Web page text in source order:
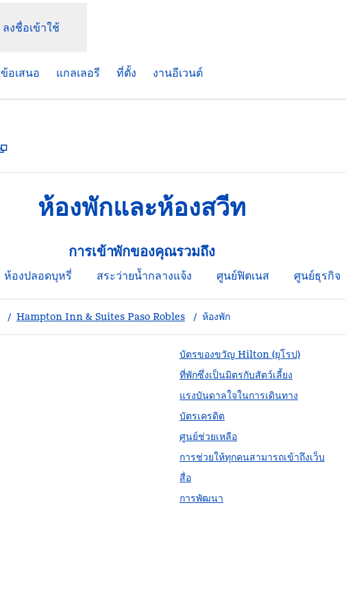
ลงชื่อเข้าใช้
ข้อเสนอ แกลเลอรี ที่ตั้ง งานอีเวนต์
,
ห้องพักและห้องสวีท
การเข้าพักของคุณรวมถึง
ห้องปลอดบุหรี่ สระว่ายน้ำกลางแจ้ง ศูนย์ฟิตเนส ศูนย์ธุรกิจ
/ Hampton Inn & Suites Paso Robles / ห้องพัก
บัตรของขวัญ Hilton (ยุโรป)
ที่พักซึ่งเป็นมิตรกับสัตว์เลี้ยง
แรงบันดาลใจในการเดินทาง
บัตรเครดิต
ศูนย์ช่วยเหลือ
การช่วยให้ทุกคนสามารถเข้าถึงเว็บ
สื่อ
การพัฒนา